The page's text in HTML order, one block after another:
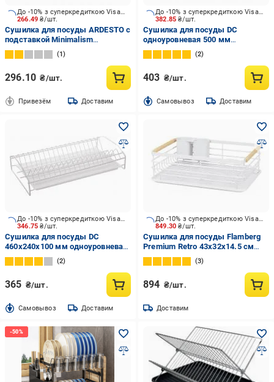
266.49₴/шт.
До -10% з суперкредиткою Visa Вигода
Сушилка для посуды ARDESTO с
подставкой Minimalism
46.5x19.5x9.5 см темно-серый
ARHK4103GS
1
296.10 ₴/шт.
Привезём Доставим
382.85₴/шт.
До -10% з суперкредиткою Visa Вигода
Сушилка для посуды DC
одноуровневая 500 мм
термопластичная черная с
бортом
2
403 ₴/шт.
Cамовывоз Доставим
346.75₴/шт.
До -10% з суперкредиткою Visa Вигода
Сушилка для посуды DC
460x240x100 мм одноуровневая
белая
2
365 ₴/шт.
Cамовывоз Доставим
849.30₴/шт.
До -10% з суперкредиткою Visa Вигода
Сушилка для посуды Flamberg
Premium Retro 43х32х14.5 см
BS038
3
894 ₴/шт.
Доставим